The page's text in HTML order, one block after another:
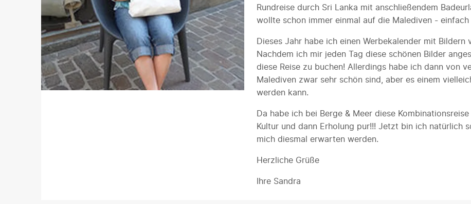
Rundreise durch Sri Lanka mit anschließendem
wollte schon immer einmal auf die Malediven - einfach
Dieses Jahr habe ich einen Werbekalender mit
Nachdem ich mir jeden Tag diese schönen Bilder
diese Reise zu buchen! Allerdings habe ich dann von
Malediven zwar sehr schön sind, aber es einem
werden kann.
Da habe ich bei Berge & Meer diese
Kultur und dann Erholung pur!!! Jetzt bin ich natürlich
mich diesmal erwarten werden.
Herzliche Grüße
Ihre Sandra